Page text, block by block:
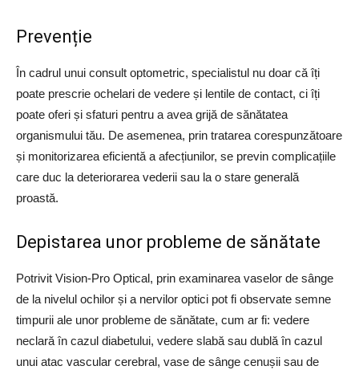
Prevenție
În cadrul unui consult optometric, specialistul nu doar că îți
poate prescrie ochelari de vedere și lentile de contact, ci îți
poate oferi și sfaturi pentru a avea grijă de sănătatea
organismului tău. De asemenea, prin tratarea corespunzătoare
și monitorizarea eficientă a afecțiunilor, se previn complicațiile
care duc la deteriorarea vederii sau la o stare generală
proastă.
Depistarea unor probleme de sănătate
Potrivit Vision-Pro Optical, prin examinarea vaselor de sânge
de la nivelul ochilor și a nervilor optici pot fi observate semne
timpurii ale unor probleme de sănătate, cum ar fi: vedere
neclară în cazul diabetului, vedere slabă sau dublă în cazul
unui atac vascular cerebral, vase de sânge cenușii sau de